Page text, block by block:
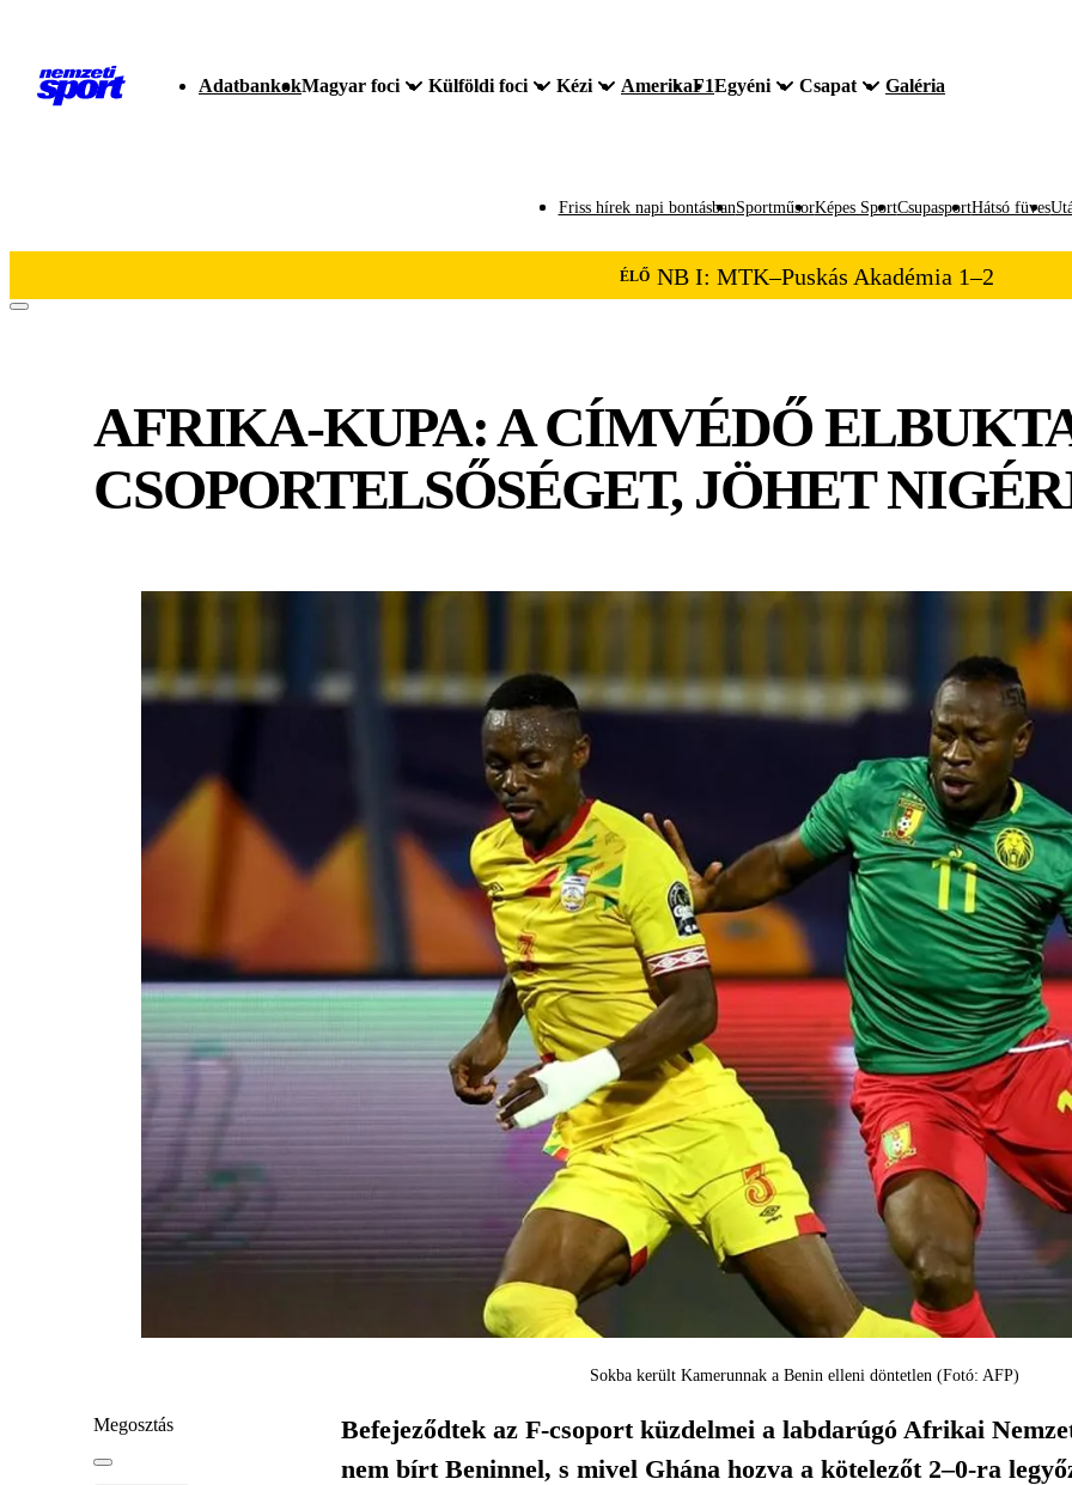
AdatbankokMagyar foci Külföldi foci Kézi AmerikaF1Egyéni Csapat Galéria
Friss hírek napi bontásbanSportműsorKépes SportCsupasportHátsó füves
ÉLŐ NB I: MTK–Puskás Akadémia 1–2
AFRIKA-KUPA: A CÍMVÉDŐ
CSOPORTELSŐSÉGET, JÖHET
Sokba került Kamerunnak a Benin elleni döntetlen (Fotó: AFP)
Megosztás
Befejeződtek az F-csoport küzdelmei a labdarúgó Afrikai
nem bírt Beninnel, s mivel Ghána hozva a kötelezőt 2–0-ra